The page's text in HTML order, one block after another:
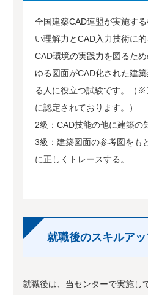
全国建築CAD連盟が実施す
い理解力とCAD入力技術に
CAD環境の実践力を図るた
ゆる図面がCAD化された建
る人に役立つ試験です。（
に認定されております。）
2級：CAD技能の他に建築の
3級：建築図面の参考図をも
に正しくトレースする。
就職後のスキルア
就職後は、当センターで実施し